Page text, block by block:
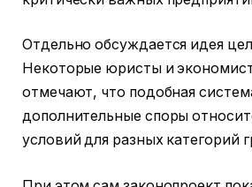
Отдельно обсуждается идея
Некоторые юристы и
отмечают, что подобная
дополнительные споры
условий для разных категорий